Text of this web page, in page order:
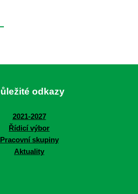
odkazy
2021-2027
Řídicí výbor
Pracovní skupiny
Aktuality